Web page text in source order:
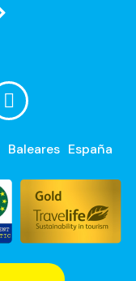
Baleares España